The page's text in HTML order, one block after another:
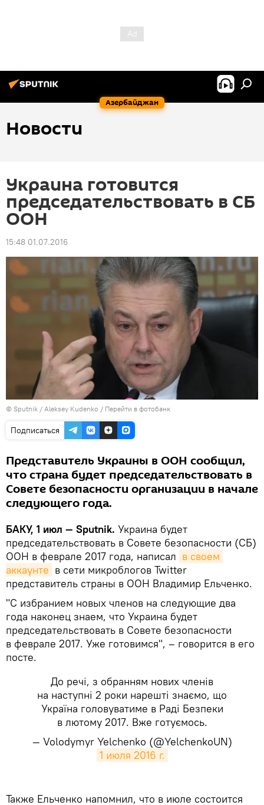
Азербайджан
Новости
Украина готовится
председательствовать в СБ
ООН
15:48 01.07.2016
© Sputnik / Aleksey Kudenko / Перейти в фотобанк
Подписаться
Представитель Украины в ООН сообщил,
что страна будет председательствовать в
Совете безопасности организации в начале
следующего года.
БАКУ, 1 июл — Sputnik. Украина будет
председательствовать в Совете безопасности (СБ)
ООН в феврале 2017 года, написал в своем
аккаунте в сети микроблогов Twitter
представитель страны в ООН Владимир Ельченко.
"С избранием новых членов на следующие два
года наконец знаем, что Украина будет
председательствовать в Совете безопасности
в феврале 2017. Уже готовимся", – говорится в его
посте.
До речі, з обранням нових членів
на наступні 2 роки нарешті знаємо, що
Україна головуватиме в Раді Безпеки
в лютому 2017. Вже готуємось.
— Volodymyr Yelchenko (@YelchenkoUN)
1 июля 2016 г.
Также Ельченко напомнил, что в июле состоится